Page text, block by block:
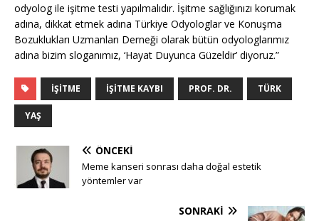
odyolog ile işitme testi yapılmalıdır. İşitme sağlığınızı korumak
adına, dikkat etmek adına Türkiye Odyologlar ve Konuşma
Bozuklukları Uzmanları Derneği olarak bütün odyologlarımız
adına bizim sloganımız, ‘Hayat Duyunca Güzeldir’ diyoruz.”
İŞITME İŞITME KAYBI PROF. DR. TÜRK
YAŞ
ÖNCEKI
Meme kanseri sonrası daha doğal estetik
yöntemler var
SONRAKI